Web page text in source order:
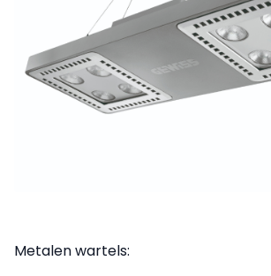
Metalen wartels: